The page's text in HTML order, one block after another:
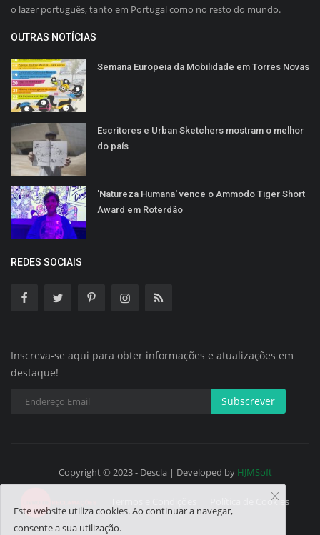
o lazer português, tanto em Portugal como no resto do mundo.
OUTRAS NOTÍCIAS
Semana Europeia da Mobilidade em Torres Novas
Escritores e Urban Sketchers mostram o melhor
do país
'Natureza Humana' vence o Ammodo Tiger Short
Award em Roterdão
REDES SOCIAIS
Inscreva-se aqui para obter informações e atualizações em
destaque!
Subscrever
Copyright © 2023 - Descla | Developed by HJMSoft
Política de Cookies
Este website utiliza cookies. Ao continuar a navegar,
consente a sua utilização.